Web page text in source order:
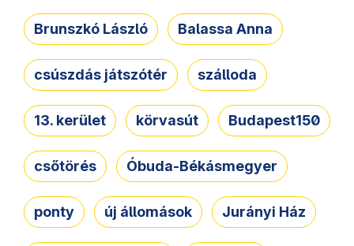
Brunszkó László Balassa Anna
csúszdás játszótér szálloda
13. kerület körvasút Budapest150
csőtörés Óbuda-Békásmegyer
ponty új állomások Jurányi Ház